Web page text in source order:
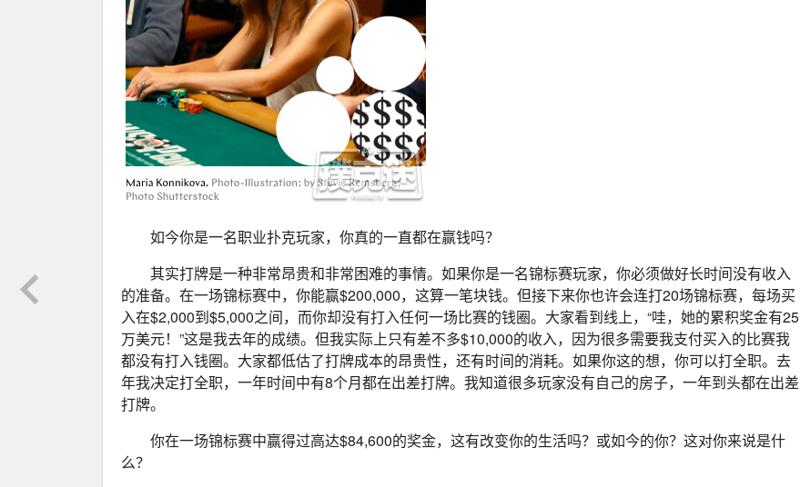
如今你是一名职业扑克玩家，你真的一直都在赢钱吗？
其实打牌是一种非常昂贵和非常困难的事情。如果你是一名锦标赛玩家，你必须做好长时间没有收入
的准备。在一场锦标赛中，你能赢$200,000，这算一笔块钱。但接下来你也许会连打20场锦标赛，每场买
入在$2,000到$5,000之间，而你却没有打入任何一场比赛的钱圈。大家看到线上，“哇，她的累积奖金有25
万美元！”这是我去年的成绩。但我实际上只有差不多$10,000的收入，因为很多需要我支付买入的比赛我
都没有打入钱圈。大家都低估了打牌成本的昂贵性，还有时间的消耗。如果你这的想，你可以打全职。去
年我决定打全职，一年时间中有8个月都在出差打牌。我知道很多玩家没有自己的房子，一年到头都在出差
打牌。
你在一场锦标赛中赢得过高达$84,600的奖金，这有改变你的生活吗？或如今的你？这对你来说是什
么？